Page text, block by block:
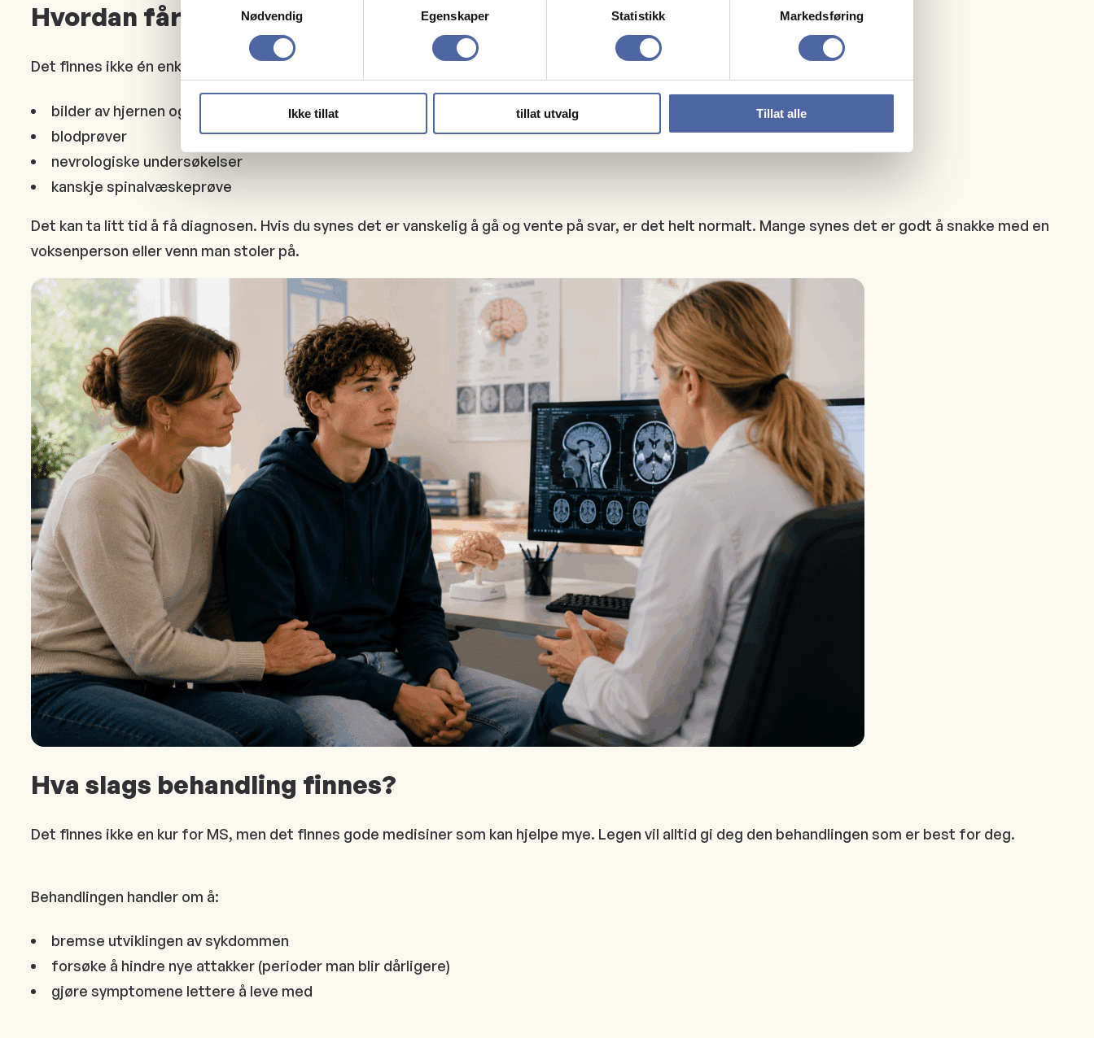
Nødvendig
Egenskaper Statistikk Markedsføring
Ikke tillat tillat utvalg Tillat alle
Hvordan får jeg vite om jeg har MS?
Det finnes ikke én enkelt prøve som viser om noen har MS. Derfor må legene gjøre flere undersøkelser, som for eksempel:
bilder av hjernen og ryggmargen
blodprøver
nevrologiske undersøkelser
kanskje spinalvæskeprøve
Det kan ta litt tid å få diagnosen. Hvis du synes det er vanskelig å gå og vente på svar, er det helt normalt. Mange synes det er godt å snakke med en
voksenperson eller venn man stoler på.
Hva slags behandling finnes?
Det finnes ikke en kur for MS, men det finnes gode medisiner som kan hjelpe mye. Legen vil alltid gi deg den behandlingen som er best for deg.
Behandlingen handler om å:
bremse utviklingen av sykdommen
forsøke å hindre nye attakker (perioder man blir dårligere)
gjøre symptomene lettere å leve med